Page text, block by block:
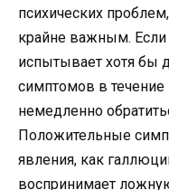
психических
крайне важным. Если
испытывает хотя бы
симптомов в
немедленно
Положительные
явления, как
воспринимает